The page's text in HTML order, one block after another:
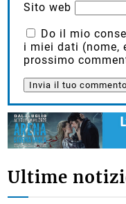
Sito web
Do il mio
i miei dati (nome,
prossimo
Ultime